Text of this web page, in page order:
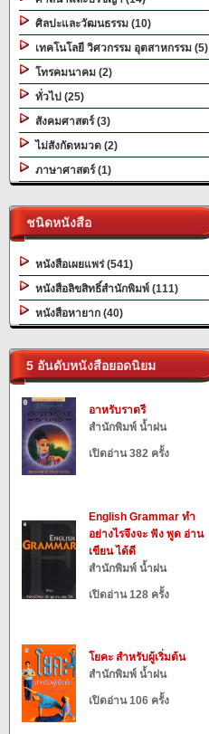
ศิลปะและวัฒนธรรม (10)
เทคโนโลยี วิศวกรรม อุตสาหกรรม (5)
โทรคมนาคม (2)
ทั่วไป (25)
สังคมศาสตร์ (3)
ไม่สังกัดหมวด (2)
ภาษาศาสตร์ (1)
ชนิดหนังสือ
หนังสือเผยแพร่ (541)
หนังสือลิขสิทธิ์สำนักพิมพ์ (111)
หนังสือหายาก (40)
5 อันดับหนังสือยอดนิยม
อาหรับราตรี
สำนักพิมพ์ น้ำฝน
เปิดอ่าน 382 ครั้ง
English Grammar ทำ
อย่างไรจึงจะ ฟัง พูด อ่าน
เขียน ได้ดี
สำนักพิมพ์ น้ำฝน
เปิดอ่าน 128 ครั้ง
โยคะ สำหรับผู้เริ่มต้น
สำนักพิมพ์ น้ำฝน
เปิดอ่าน 106 ครั้ง